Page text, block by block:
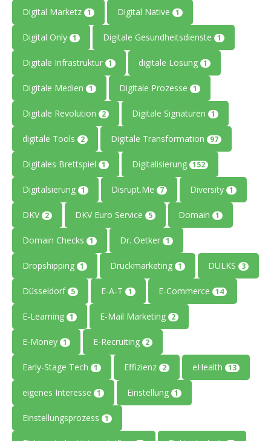
Digital Marketz 1 Digital Native 1
Digital Only 1 Digitale Gesundheitsdienste 1
Digitale Infrastruktur 1 digitale Lösung 1
Digitale Medien 1 Digitale Prozesse 1
Digitale Revolution 2 Digitale Signaturen 1
digitale Tools 2 Digitale Transformation 97
Digitales Brettspiel 1 Digitalisierung 152
Digitalsierung 1 Disrupt.Me 7 Diversity 1
DKV 2 DKV Euro Service 5 Domain 1
Domain Checks 1 Dr. Oetker 1
Dropshipping 1 Druckmarketing 1 DULKS 3
Düsseldorf 5 E-A-T 1 E-Commerce 14
E-Learning 1 E-Mail Marketing 2
E-Money 1 E-Recruiting 2
Early-Stage Tech 1 Effizienz 2 eHealth 13
eigenes Interesse 1 Einstellung 1
Einstellungsprozess 1